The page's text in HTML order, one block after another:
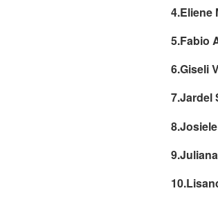
4.Eliene
5.Fabio
6.Giseli
7.Jardel